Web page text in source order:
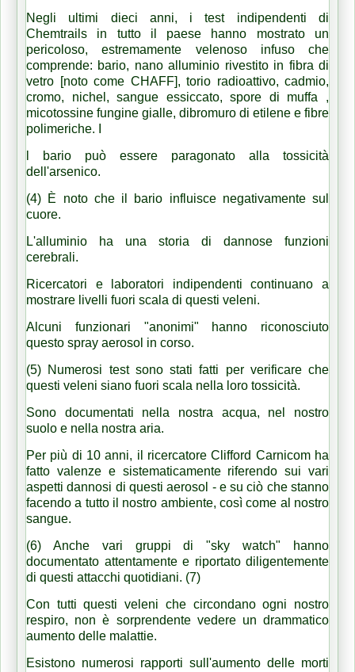
Negli ultimi dieci anni, i test indipendenti di
Chemtrails in tutto il paese hanno mostrato un
pericoloso, estremamente velenoso infuso che
comprende: bario, nano alluminio rivestito in fibra di
vetro [noto come CHAFF], torio radioattivo, cadmio,
cromo, nichel, sangue essiccato, spore di muffa ,
micotossine fungine gialle, dibromuro di etilene e fibre
polimeriche.
l bario può essere paragonato alla tossicità
dell'arsenico.
(4) È noto che il bario influisce negativamente sul
cuore.
L'alluminio ha una storia di dannose funzioni
cerebrali.
Ricercatori e laboratori indipendenti continuano a
mostrare livelli fuori scala di questi veleni.
Alcuni funzionari "anonimi" hanno riconosciuto
questo spray aerosol in corso.
(5) Numerosi test sono stati fatti per verificare che
questi veleni siano fuori scala nella loro tossicità.
Sono documentati nella nostra acqua, nel nostro
suolo e nella nostra aria.
Per più di 10 anni, il ricercatore Clifford Carnicom ha
fatto valenze e sistematicamente riferendo sui vari
aspetti dannosi di questi aerosol - e su ciò che stanno
facendo a tutto il nostro ambiente, così come al nostro
sangue.
(6) Anche vari gruppi di "sky watch" hanno
documentato attentamente e riportato diligentemente
di questi attacchi quotidiani. (7)
Con tutti questi veleni che circondano ogni nostro
respiro, non è sorprendente vedere un drammatico
aumento delle malattie.
Esistono numerosi rapporti sull'aumento delle morti